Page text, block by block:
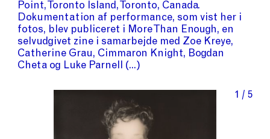
Point, Toronto Island, Toronto, Canada.
Dokumentation af performance, som vist her i
fotos, blev publiceret i More Than Enough, en
selvudgivet zine i samarbejde med Zoe Kreye,
Catherine Grau, Cimmaron Knight, Bogdan
Cheta og Luke Parnell
1 / 5